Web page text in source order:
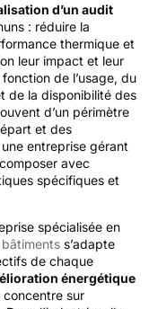
d’un audit
: réduire la
thermique et
leur impact et leur
de l’usage, du
de la disponibilité des
d’un périmètre
et des
entreprise gérant
avec
spécifiques et
spécialisée en
s’adapte
de chaque
énergétique
concentre sur